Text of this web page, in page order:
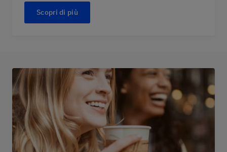
Scopri di più